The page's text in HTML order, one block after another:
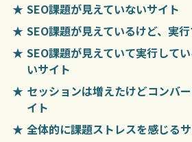
SEO課題が見えていないサイト
SEO課題が見えているけど、実
SEO課題が見えていて実行して
いサイト
セッションは増えたけどコンバ
イト
全体的に課題ストレスを感じる